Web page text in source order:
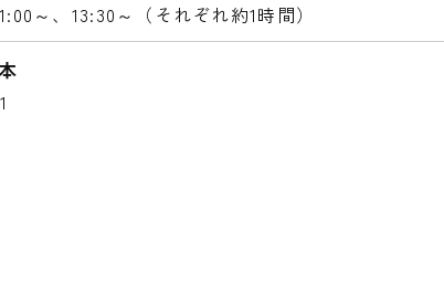
～、13:30～（それぞれ約1時間）